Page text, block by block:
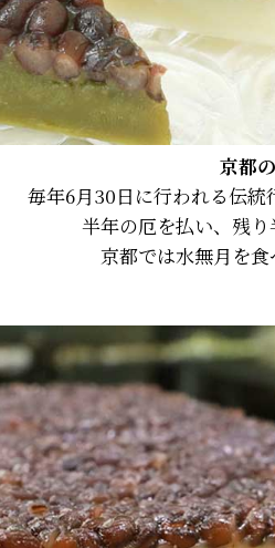
京都
毎年6月30日に行われる伝統
半年の厄を払い、残り
京都では水無月を食